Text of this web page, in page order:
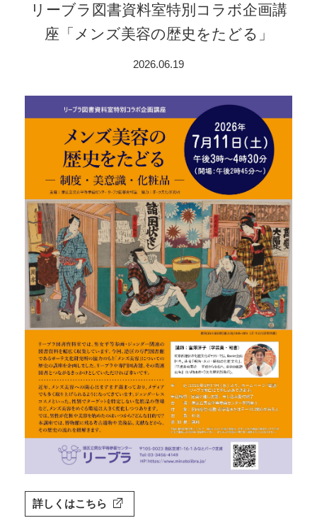
リーブラ図書資料室特別コラボ企画講
座「メンズ美容の歴史をたどる」
2026.06.19
詳しくはこちら